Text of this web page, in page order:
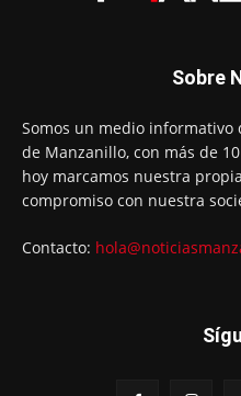
Sobre
Somos un medio
de Manzanillo, con más de
hoy marcamos nuestra
compromiso con nuestra
Contacto: